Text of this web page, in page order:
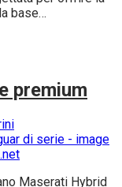
base…
premium
Maserati Hybrid